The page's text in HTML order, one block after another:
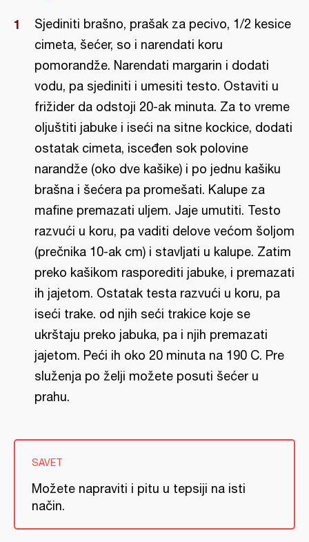
Sjediniti brašno, prašak za pecivo, 1/2 kesice
cimeta, šećer, so i narendati koru
pomorandže. Narendati margarin i dodati
vodu, pa sjediniti i umesiti testo. Ostaviti u
frižider da odstoji 20-ak minuta. Za to vreme
oljuštiti jabuke i iseći na sitne kockice, dodati
ostatak cimeta, isceđen sok polovine
narandže (oko dve kašike) i po jednu kašiku
brašna i šećera pa promešati. Kalupe za
mafine premazati uljem. Jaje umutiti. Testo
razvući u koru, pa vaditi delove većom šoljom
(prečnika 10-ak cm) i stavljati u kalupe. Zatim
preko kašikom rasporediti jabuke, i premazati
ih jajetom. Ostatak testa razvući u koru, pa
iseći trake. od njih seći trakice koje se
ukrštaju preko jabuka, pa i njih premazati
jajetom. Peći ih oko 20 minuta na 190 C. Pre
služenja po želji možete posuti šećer u
prahu.
SAVET
Možete napraviti i pitu u tepsiji na isti
način.